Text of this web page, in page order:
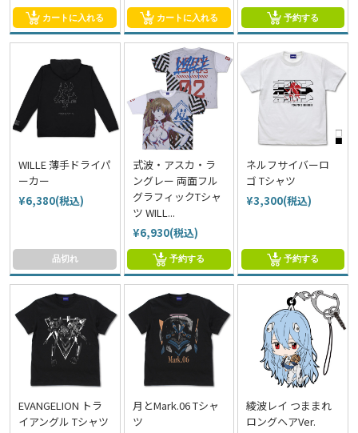
カートに入れる カートに入れる 予約する
WILLE 薄手ドライパ
ーカー
¥6,380(税込)
品切れ
式波・アスカ・ラ
ングレー 両面フル
グラフィックTシャ
ツ WILL...
¥6,930(税込)
予約する
ネルフサイバーロ
ゴ Tシャツ
¥3,300(税込)
予約する
EVANGELION トラ
イアングル Tシャツ
月とMark.06 Tシャ
ツ
綾波レイ つままれ
ロングヘアVer.